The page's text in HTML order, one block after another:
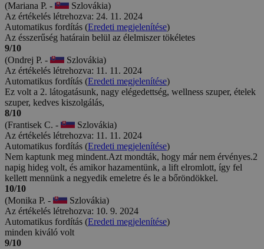
(Mariana P. -
Szlovákia)
Az értékelés létrehozva: 24. 11. 2024
Automatikus fordítás (Eredeti megjelenítése)
Az ésszerűség határain belül az élelmiszer tökéletes
9/10
(Ondrej P. -
Szlovákia)
Az értékelés létrehozva: 11. 11. 2024
Automatikus fordítás (Eredeti megjelenítése)
Ez volt a 2. látogatásunk, nagy elégedettség, wellness szuper, ételek
szuper, kedves kiszolgálás,
8/10
(Frantisek C. -
Szlovákia)
Az értékelés létrehozva: 11. 11. 2024
Automatikus fordítás (Eredeti megjelenítése)
Nem kaptunk meg mindent.Azt mondták, hogy már nem érvényes.2
napig hideg volt, és amikor hazamentünk, a lift elromlott, így fel
kellett mennünk a negyedik emeletre és le a bőröndökkel.
10/10
(Monika P. -
Szlovákia)
Az értékelés létrehozva: 10. 9. 2024
Automatikus fordítás (Eredeti megjelenítése)
minden kiváló volt
9/10